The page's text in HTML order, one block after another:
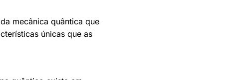
mecânica quântica que
únicas que as